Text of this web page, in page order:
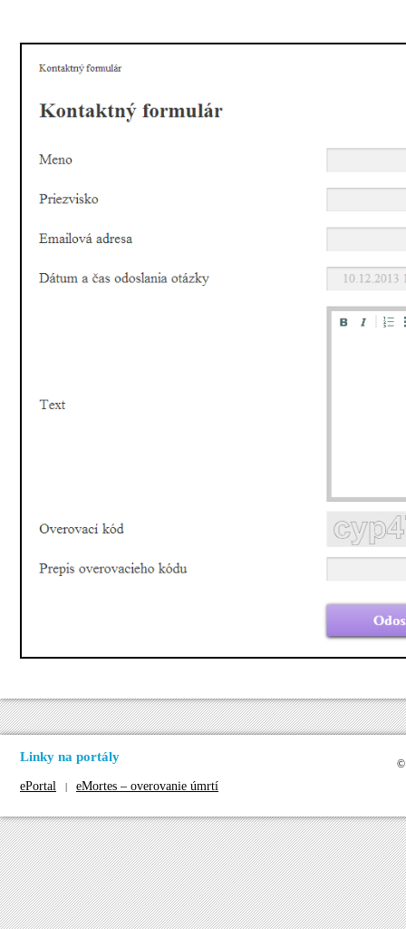
Linky na portály
ePortal | eMortes – overovanie úmrtí
©